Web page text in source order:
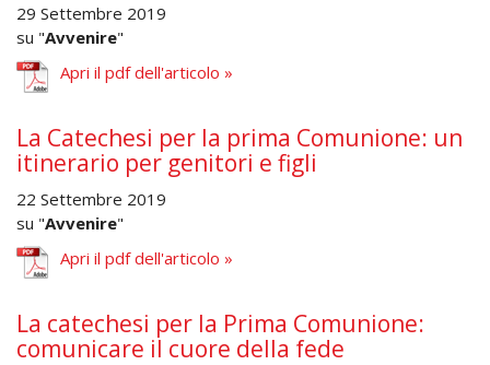
29 Settembre 2019
su "Avvenire"
Apri il pdf dell'articolo »
La Catechesi per la prima Comunione: un
itinerario per genitori e figli
22 Settembre 2019
su "Avvenire"
Apri il pdf dell'articolo »
La catechesi per la Prima Comunione:
comunicare il cuore della fede